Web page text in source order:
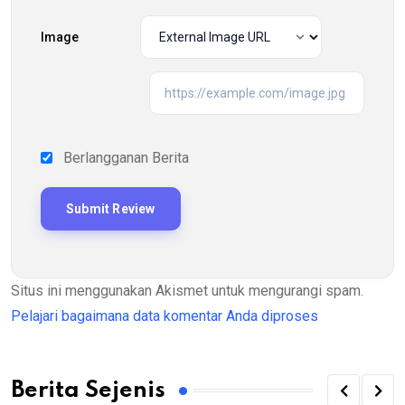
Image
Berlangganan Berita
Situs ini menggunakan Akismet untuk mengurangi spam.
Pelajari bagaimana data komentar Anda diproses
Berita Sejenis